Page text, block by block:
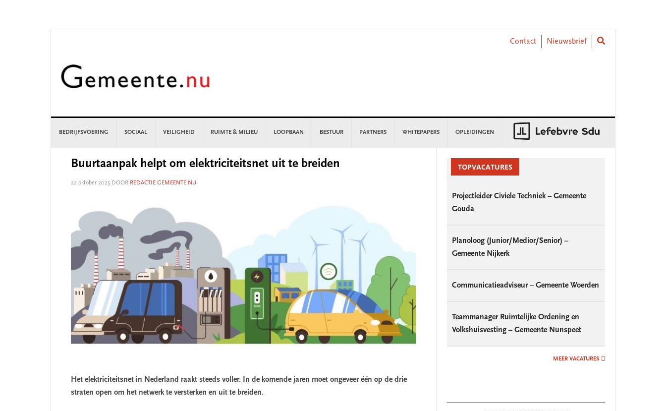
Contact
Nieuwsbrief
BEDRIJFSVOERING SOCIAAL VEILIGHEID RUIMTE & MILIEU LOOPBAAN BESTUUR PARTNERS WHITEPAPERS OPLEIDINGEN
Buurtaanpak helpt om elektriciteitsnet uit te breiden
22 oktober 2025 DOOR REDACTIE GEMEENTE.NU
Het elektriciteitsnet in Nederland raakt steeds voller. In de komende jaren moet ongeveer één op de drie
straten open om het netwerk te versterken en uit te breiden.
SidebarTOPVACATURES
Projectleider Civiele Techniek – Gemeente
Gouda
Planoloog (Junior/Medior/Senior) –
Gemeente Nijkerk
Communicatieadviseur – Gemeente Woerden
Teammanager Ruimtelijke Ordening en
Volkshuisvesting – Gemeente Nunspeet
MEER VACATURES